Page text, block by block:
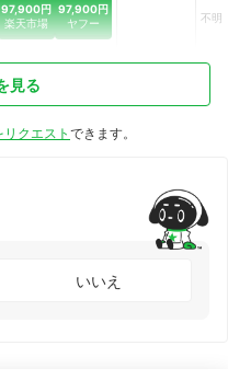
97,900円
楽天市場
97,900円
ヤフー
不明
見る
クエスト できます。
いいえ